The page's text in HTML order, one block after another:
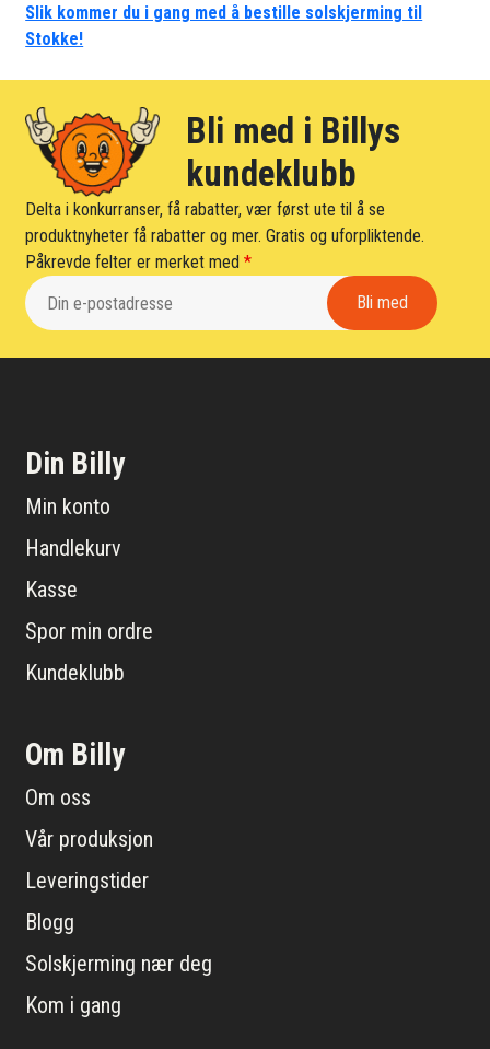
Slik kommer du i gang med å bestille solskjerming til
Stokke!
Bli med i Billys
kundeklubb
Delta i konkurranser, få rabatter, vær først ute til å se
produktnyheter få rabatter og mer. Gratis og uforpliktende.
Påkrevde felter er merket med*
Din Billy
Min konto
Handlekurv
Kasse
Spor min ordre
Kundeklubb
Om Billy
Om oss
Vår produksjon
Leveringstider
Blogg
Solskjerming nær deg
Kom i gang